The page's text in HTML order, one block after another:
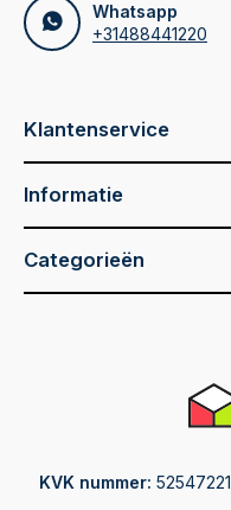
Whatsapp
+31488441220
Klantenservice
Informatie
Categorieën
KVK nummer: 52547221